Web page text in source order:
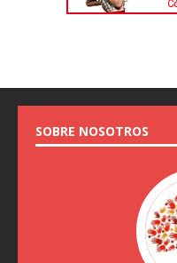
SOBRE NOSOTROS